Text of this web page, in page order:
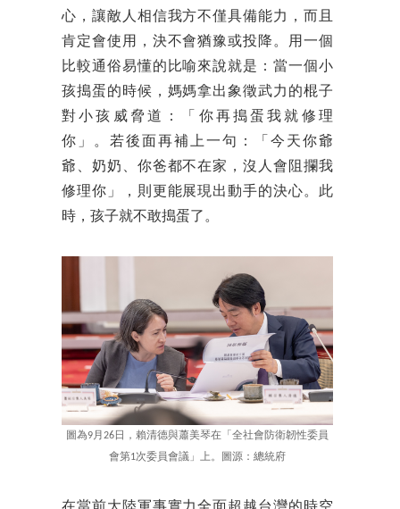
心，讓敵人相信我方不僅具備能力，而且
肯定會使用，決不會猶豫或投降。用一個
比較通俗易懂的比喻來說就是：當一個小
孩搗蛋的時候，媽媽拿出象徵武力的棍子
對小孩威脅道：「你再搗蛋我就修理
你」。若後面再補上一句：「今天你爺
爺、奶奶、你爸都不在家，沒人會阻攔我
修理你」，則更能展現出動手的決心。此
時，孩子就不敢搗蛋了。
圖為9月26日，賴清德與蕭美琴在「全社會防衛韌性委員
會第1次委員會議」上。圖源：總統府